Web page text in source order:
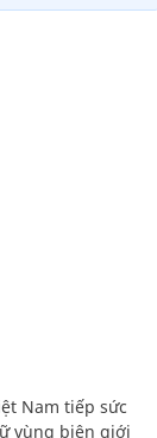
Nam tiếp sức
vùng biên giới